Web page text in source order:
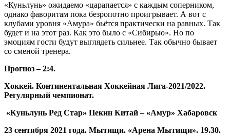
«Куньлунь» ожидаемо «царапается» с каждым соперником,
однако фаворитам пока безропотно проигрывает. А вот с
клубами уровня «Амура» бьётся практически на равных. Так
будет и на этот раз. Как это было с «Сибирью». Но по
эмоциям гости будут выглядеть сильнее. Так обычно бывает
со сменой тренера.
Прогноз – 2:4.
Хоккей. Континентальная Хоккейная Лига-2021/2022.
Регулярный чемпионат.
«Куньлунь Ред Стар» Пекин Китай – «Амур» Хабаровск
23 сентября 2021 года. Мытищи. «Арена Мытищи». 19.30.